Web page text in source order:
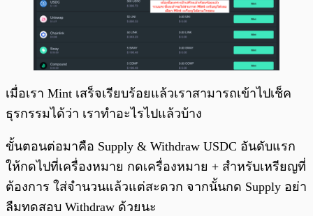
เมื่อเรา Mint เสร็จเรียบร้อยแล้วเราสามารถเข้าไปเช็ค
ธุรกรรมได้ว่า เราทำอะไรไปแล้วบ้าง
ขั้นตอนต่อมาคือ Supply & Withdraw USDC อันดับแรก
ให้กดไปที่เครื่องหมาย กดเครื่องหมาย + สำหรับเหรียญที่
ต้องการ ใส่จำนวนแล้วแต่สะดวก จากนั้นกด Supply อย่า
ลืมทดสอบ Withdraw ด้วยนะ